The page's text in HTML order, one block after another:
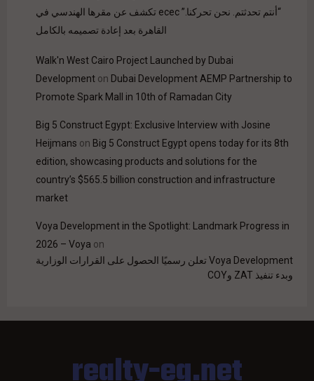
“أنتم تحدثتم. نحن تحركنا.” ecec تكشف عن مقرها الهندسي في
القاهرة بعد إعادة تصميمه بالكامل
Walk'n West Cairo Project Launched by Dubai
Development on Dubai Development AEMP Partnership to
Promote Spark Mall in 10th of Ramadan City
Big 5 Construct Egypt: Exclusive Interview with Josine
Heijmans on Big 5 Construct Egypt opens today for its 8th
edition, showcasing products and solutions for the
country’s $565.5 billion construction and infrastructure
market
Voya Development in the Spotlight: Landmark Progress in
2026 – Voya on
Voya Development تعلن رسميًا الحصول على القرارات الوزارية
وبدء تنفيذ ZAT وCOY